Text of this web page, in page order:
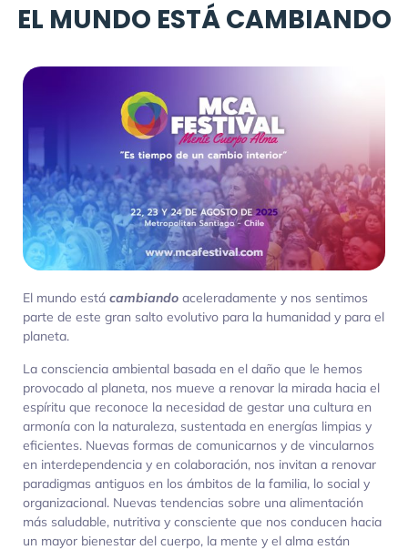
EL MUNDO ESTÁ CAMBIANDO
El mundo está cambiando aceleradamente y nos sentimos
parte de este gran salto evolutivo para la humanidad y para el
planeta.
La consciencia ambiental basada en el daño que le hemos
provocado al planeta, nos mueve a renovar la mirada hacia el
espíritu que reconoce la necesidad de gestar una cultura en
armonía con la naturaleza, sustentada en energías limpias y
eficientes. Nuevas formas de comunicarnos y de vincularnos
en interdependencia y en colaboración, nos invitan a renovar
paradigmas antiguos en los ámbitos de la familia, lo social y
organizacional. Nuevas tendencias sobre una alimentación
más saludable, nutritiva y consciente que nos conducen hacia
un mayor bienestar del cuerpo, la mente y el alma están